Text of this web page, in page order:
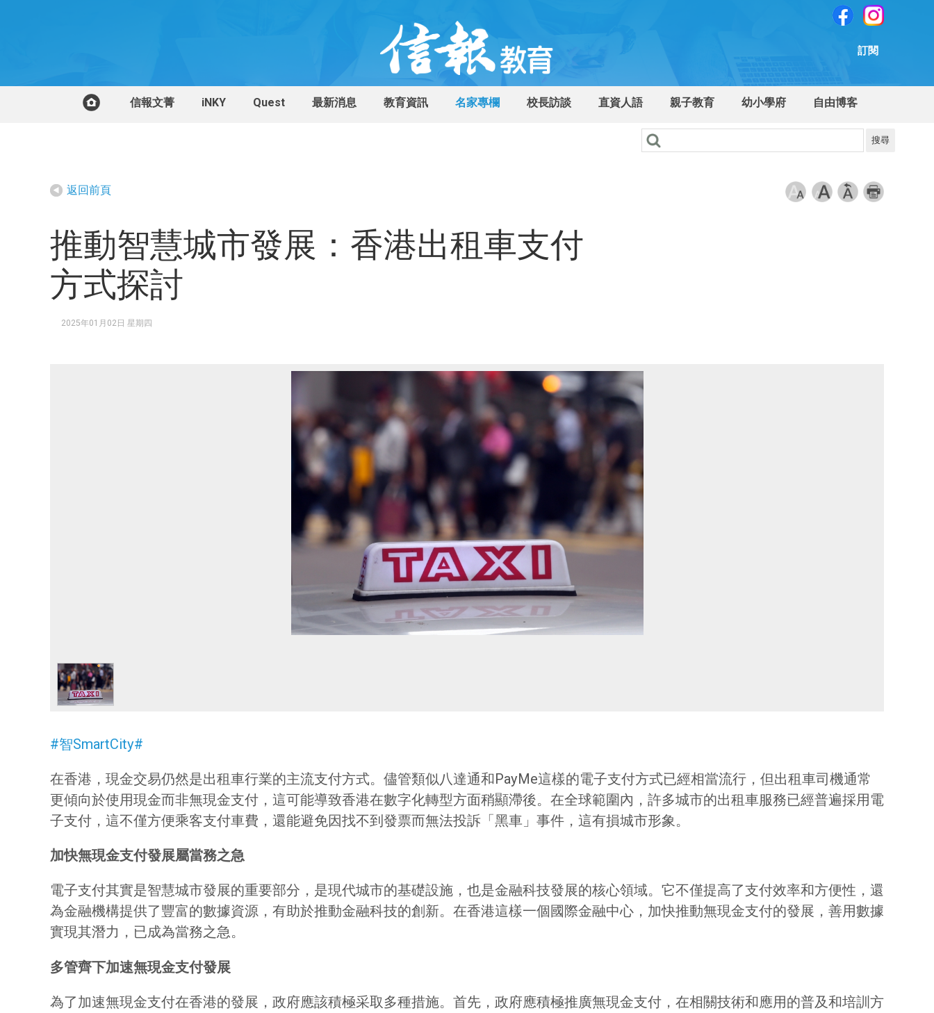
訂閱
信報文菁 iNKY Quest 最新消息 教育資訊 名家專欄 校長訪談 直資人語 親子教育 幼小學府 自由博客
搜尋
返回前頁
推動智慧城市發展：香港出租車支付
方式探討
2025年01月02日 星期四
#智SmartCity#
在香港，現金交易仍然是出租車行業的主流支付方式。儘管類似八達通和PayMe這樣的電子支付方式已經相當流行，但出租車司機通常
更傾向於使用現金而非無現金支付，這可能導致香港在數字化轉型方面稍顯滯後。在全球範圍內，許多城市的出租車服務已經普遍採用電
子支付，這不僅方便乘客支付車費，還能避免因找不到發票而無法投訴「黑車」事件，這有損城市形象。
加快無現金支付發展屬當務之急
電子支付其實是智慧城市發展的重要部分，是現代城市的基礎設施，也是金融科技發展的核心領域。它不僅提高了支付效率和方便性，還
為金融機構提供了豐富的數據資源，有助於推動金融科技的創新。在香港這樣一個國際金融中心，加快推動無現金支付的發展，善用數據
實現其潛力，已成為當務之急。
多管齊下加速無現金支付發展
為了加速無現金支付在香港的發展，政府應該積極采取多種措施。首先，政府應積極推廣無現金支付，在相關技術和應用的普及和培訓方